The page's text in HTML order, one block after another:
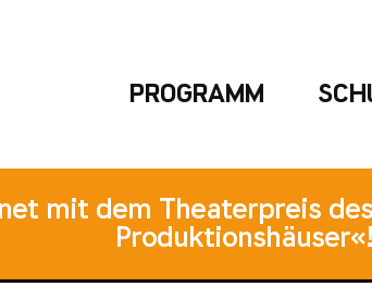
PROGRAMM
mit dem Theaterpreis
Produktionshäuser«!